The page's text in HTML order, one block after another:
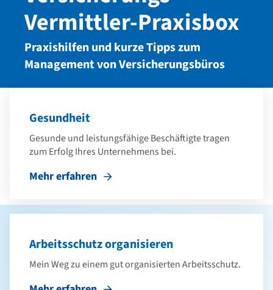
Vermittler-Praxisbox
Praxishilfen und kurze Tipps zum
Management von Versicherungsbüros
Gesundheit
Gesunde und leistungsfähige Beschäftigte tragen
zum Erfolg Ihres Unternehmens bei.
Mehr erfahren
Arbeitsschutz organisieren
Mein Weg zu einem gut organisierten Arbeitsschutz.